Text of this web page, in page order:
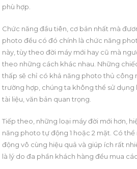
phù hợp.
Chức năng đầu tiên, cơ bản nhất mà
photo đều có đó chính là chức năng
này, tùy theo đời máy mới hay cũ mà
theo những cách khác nhau. Những
thấp sẽ chỉ có khả năng photo thủ công
trường hợp, chúng ta không thể sử dụng
tài liệu, văn bản quan trọng.
Tiếp theo, những loại máy đời mới hơn,
năng photo tự động 1 hoặc 2 mặt. Có
động vô cùng hiệu quả và giúp ích rất
là lý do đa phần khách hàng đều mua